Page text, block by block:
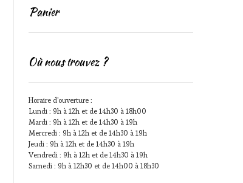
Panier
Où nous trouvez ?
Horaire d'ouverture :
Lundi : 9h à 12h et de 14h30 à 18h00
Mardi : 9h à 12h et de 14h30 à 19h
Mercredi : 9h à 12h et de 14h30 à 19h
Jeudi : 9h à 12h et de 14h30 à 19h
Vendredi : 9h à 12h et de 14h30 à 19h
Samedi : 9h à 12h30 et de 14h00 à 18h30